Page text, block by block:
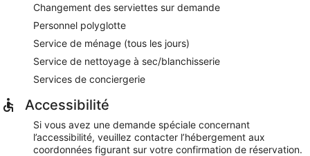
Revolve- restaurant sur place. Ouvert tous les jours.
Changement des serviettes sur demande
Personnel polyglotte
Service de ménage (tous les jours)
Service de nettoyage à sec/blanchisserie
Services de conciergerie
Accessibilité
Si vous avez une demande spéciale concernant
l’accessibilité, veuillez contacter l’hébergement aux
coordonnées figurant sur votre confirmation de réservation.